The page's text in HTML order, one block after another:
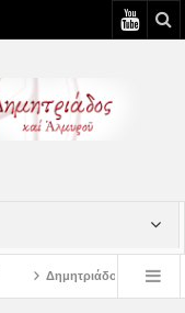
Ιγνάτιος: «Ο Ναός είναι